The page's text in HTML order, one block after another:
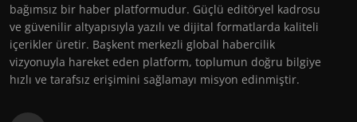
bağımsız bir haber platformudur. Güçlü editöryel kadrosu
ve güvenilir altyapısıyla yazılı ve dijital formatlarda kaliteli
içerikler üretir. Başkent merkezli global habercilik
vizyonuyla hareket eden platform, toplumun doğru bilgiye
hızlı ve tarafsız erişimini sağlamayı misyon edinmiştir.